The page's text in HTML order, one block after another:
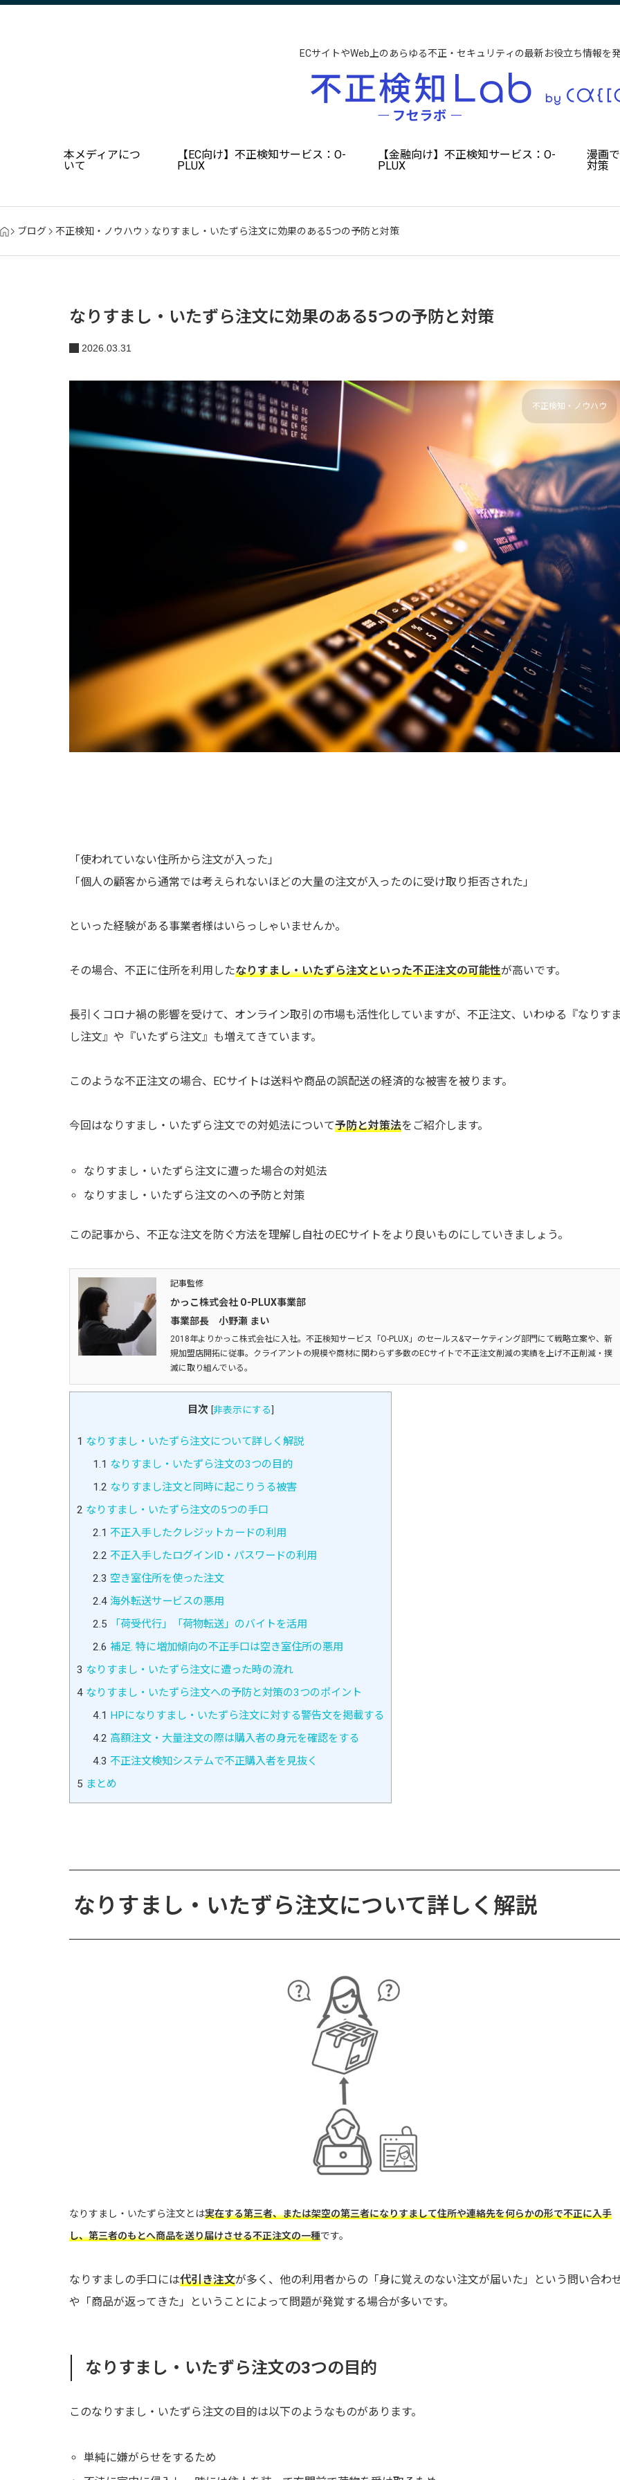
ECサイトやWeb上のあらゆる不正・セキュリティの最新お役立ち情報を
本メディアにつ
いて
【EC向け】不正検知サービス：O-
PLUX
【金融向け】不正検知サービス：O-
PLUX
漫画
対策
ブログ 不正検知・ノウハウ なりすまし・いたずら注文に効果のある5つの予防と対策
なりすまし・いたずら注文に効果のある5つの予防と対策
2026.03.31
不正検知・ノウハウ
「使われていない住所から注文が入った」
「個人の顧客から通常では考えられないほどの大量の注文が入ったのに受け取り拒否された」
といった経験がある事業者様はいらっしゃいませんか。
その場合、不正に住所を利用したなりすまし・いたずら注文といった不正注文の可能性が高いです。
長引くコロナ禍の影響を受けて、オンライン取引の市場も活性化していますが、不正注文、いわゆる『なりす
し注文』や『いたずら注文』も増えてきています。
このような不正注文の場合、ECサイトは送料や商品の誤配送の経済的な被害を被ります。
今回はなりすまし・いたずら注文での対処法について予防と対策法をご紹介します。
なりすまし・いたずら注文に遭った場合の対処法
なりすまし・いたずら注文のへの予防と対策
この記事から、不正な注文を防ぐ方法を理解し自社のECサイトをより良いものにしていきましょう。
記事監修
かっこ株式会社 O-PLUX事業部
事業部長 小野瀬 まい
2018年よりかっこ株式会社に入社。不正検知サービス「O-PLUX」のセールス&マーケティング部門にて戦略立案や、新
規加盟店開拓に従事。クライアントの規模や商材に関わらず多数のECサイトで不正注文削減の実績を上げ不正削減・撲
滅に取り組んでいる。
目次 [非表示にする]
1 なりすまし・いたずら注文について詳しく解説
1.1 なりすまし・いたずら注文の3つの目的
1.2 なりすまし注文と同時に起こりうる被害
2 なりすまし・いたずら注文の5つの手口
2.1 不正入手したクレジットカードの利用
2.2 不正入手したログインID・パスワードの利用
2.3 空き室住所を使った注文
2.4海外転送サービスの悪用
2.5 「荷受代行」「荷物転送」のバイトを活用
2.6 補足. 特に増加傾向の不正手口は空き室住所の悪用
3 なりすまし・いたずら注文に遭った時の流れ
4 なりすまし・いたずら注文への予防と対策の3つのポイント
4.1 HPになりすまし・いたずら注文に対する警告文を掲載する
4.2 高額注文・大量注文の際は購入者の身元を確認をする
4.3 不正注文検知システムで不正購入者を見抜く
5 まとめ
なりすまし・いたずら注文について詳しく解説
なりすまし・いたずら注文とは実在する第三者、または架空の第三者になりすまして住所や連絡先を何らかの形で不正に入手
し、第三者のもとへ商品を送り届けさせる不正注文の一種です。
なりすましの手口には代引き注文が多く、他の利用者からの「身に覚えのない注文が届いた」という問い合わ
や「商品が返ってきた」ということによって問題が発覚する場合が多いです。
なりすまし・いたずら注文の3つの目的
このなりすまし・いたずら注文の目的は以下のようなものがあります。
単純に嫌がらせをするため